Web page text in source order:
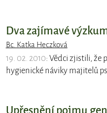
Dva zajímavé
Bc. Katka Heczková
19. 02. 2010: Vědci zjistili, že
hygienické náviky majitelů
Upřesnění pojmu